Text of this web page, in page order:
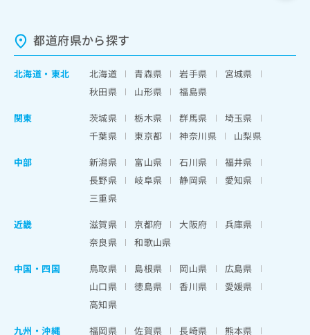
都道府県から探す
北海道 ・ 東北 北海道 青森県 岩手県
宮城県
秋田県
山形県
福島県
関東
茨城県 栃木県 群馬県
埼玉県
千葉県
東京都 神奈川県
山梨県
中部
新潟県 富山県 石川県
福井県
長野県
岐阜県 静岡県
愛知県
三重県
近畿
滋賀県 京都府 大阪府
兵庫県
奈良県
和歌山県
中国・四国
鳥取県 島根県 岡山県
広島県
山口県
徳島県 香川県
愛媛県
高知県
九州・沖縄
福岡県 佐賀県 長崎県 熊本県